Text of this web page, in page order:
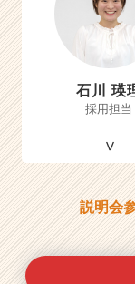
石川 瑛
採用担当
説明会